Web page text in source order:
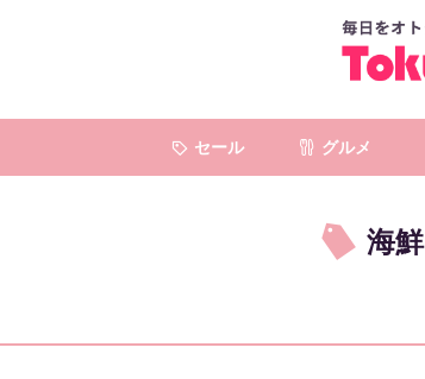
セール グルメ
海鮮